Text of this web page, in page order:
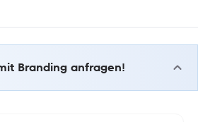
Branding anfragen!